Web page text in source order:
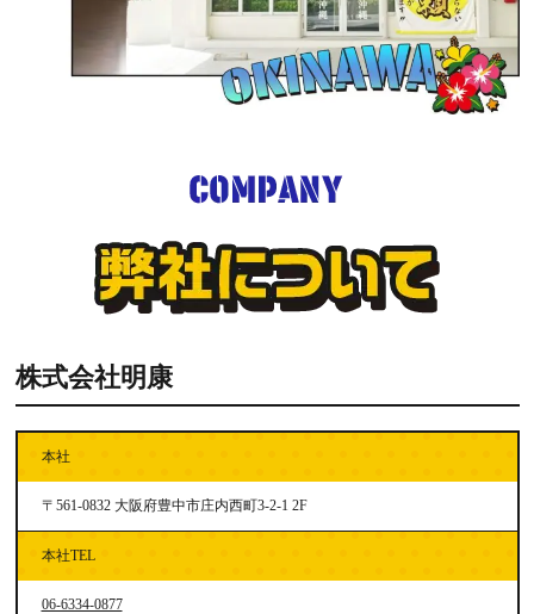
株式会社明康
本社
〒561-0832 大阪府豊中市庄内西町3-2-1 2F
本社TEL
06-6334-0877